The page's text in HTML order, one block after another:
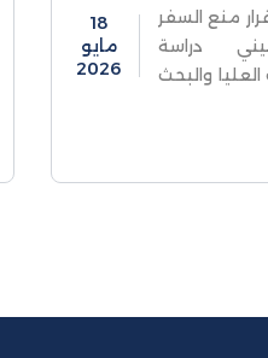
منع السفر
دراسة
والبحث
والموسومة
18
مايو
2026